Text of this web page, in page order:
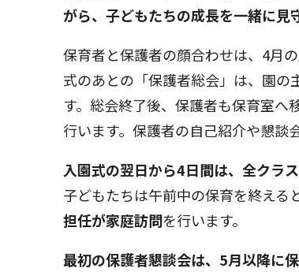
がら、子どもたちの成長を一緒に見
保育者と保護者の顔合わせは、4月の
式のあとの「保護者総会」は、園
す。総会終了後、保護者も保育室へ
行います。保護者の自己紹介や懇談
入園式の翌日から4日間は、全クラ
子どもたちは午前中の保育を終える
担任が家庭訪問を行います。
最初の保護者懇談会は、5月以降に